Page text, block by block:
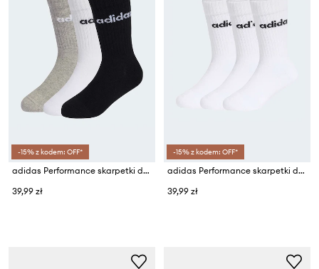
-15% z kodem: OFF*
adidas Performance skarpetki dziecięce z bawełną 3-pack
39,99 zł
-15% z kodem: OFF*
adidas Performance skarpetki dziecięce z bawełną 3-pack
39,99 zł